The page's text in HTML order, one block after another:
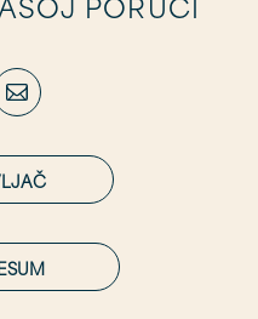
VIŠE
JAHTI?